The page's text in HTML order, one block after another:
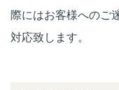
際にはお客様へのご
対応致します。